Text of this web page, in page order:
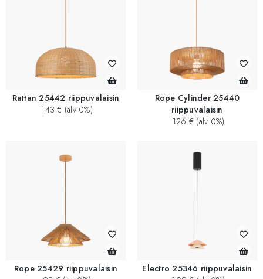
Rattan 25442 riippuvalaisin
143 € (alv 0%)
Rope Cylinder 25440
riippuvalaisin
126 € (alv 0%)
Rope 25429 riippuvalaisin
Electro 25346 riippuvalaisin